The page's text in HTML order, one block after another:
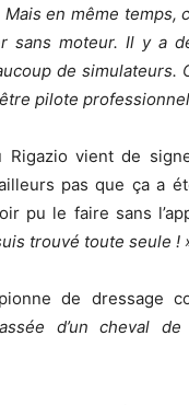
en même temps,
sans moteur. Il y a
de simulateurs.
pilote
Rigazio vient de
pas que ça a
pu le faire sans
trouvé toute seule !
de dressage
d’un cheval